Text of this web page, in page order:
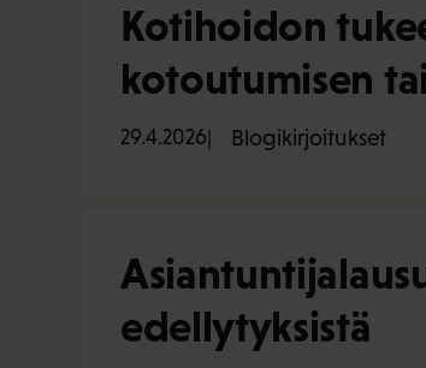
Kotihoidon
kotoutumisen
29.4.2026 Blogikirjoitukset
edellytyksistä